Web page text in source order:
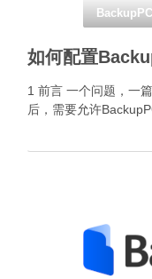
BackupPC
如何配置
1 前言 一个问题，一
后，需要允许